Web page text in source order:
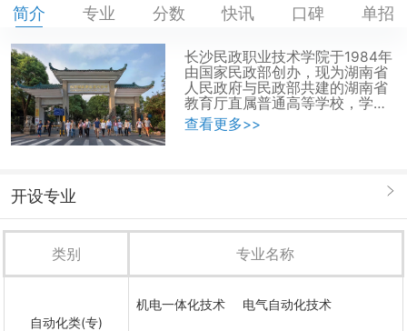
简介 专业 分数 快讯 口碑 单招
长沙民政职业技术学院于1984年
由国家民政部创办，现为湖南省
人民政府与民政部共建的湖南省
教育厅直属普通高等学校，学校
是全国首批(28所)国家示范性高
等职业院校、湖南省首批(8所)卓
宗旨，以就业为导向，走产学研
和区域现代服务业工作一线，培
康，具有“爱众亲仁”道德精神
和“博学笃行”专业品质的高素质
民政与社会工作学院、商学院、
查看更多>>
开设专业
类别 专业名称
自动化类(专)
机电一体化技术 电气自动化技术